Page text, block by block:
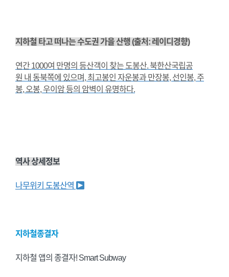
지하철 타고 떠나는 수도권 가을 산행 (출처: 레이디경향)
연간 1000여 만명의 등산객이 찾는 도봉산. 북한산국립공
원 내 동북쪽에 있으며, 최고봉인 자운봉과 만장봉, 선인봉, 주
봉, 오봉, 우이암 등의 암벽이 유명하다.
역사 상세정보
나무위키 도봉산역
지하철종결자
지하철 앱의 종결자! Smart Subway